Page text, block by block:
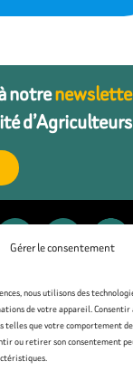
Gérer le consentement
nous utilisons des
de votre appareil. Consentir
telles que votre comportement
ou retirer son consentement
notre
Contact
Presse